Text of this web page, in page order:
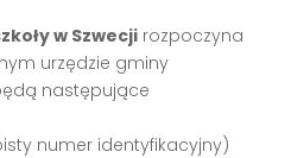
w Szwecji rozpoczyna
urzędzie gminy
następujące
numer identyfikacyjny)